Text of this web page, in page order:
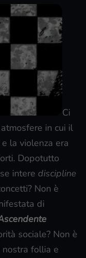
Ci
in cui il
la violenza era
Dopotutto
intere discipline
Non è
di
sociale? Non è
nostra follia e